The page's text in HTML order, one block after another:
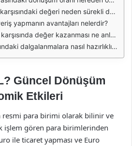
değeri neden sürekli değişiyor?
yapmanın avantajları nelerdir?
değer kazanması ne anlama gelir?
dalgalanmalara nasıl hazırlıklı olabilirim?
Güncel Dönüşüm
Etkileri
resmi para birimi olarak bilinir ve
işlem gören para birimlerinden
ile ticaret yapması ve Euro